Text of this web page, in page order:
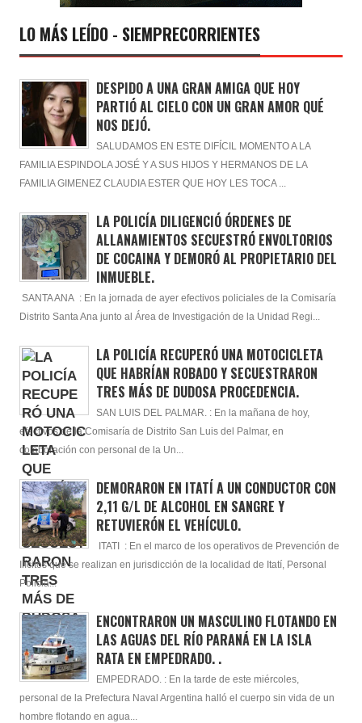
LO MÁS LEÍDO - SIEMPRECORRIENTES
DESPIDO A UNA GRAN AMIGA QUE HOY
PARTIÓ AL CIELO CON UN GRAN AMOR QUÉ
NOS DEJÓ.
SALUDAMOS EN ESTE DIFÍCIL MOMENTO A LA
FAMILIA ESPINDOLA JOSÉ Y A SUS HIJOS Y HERMANOS DE LA
FAMILIA GIMENEZ CLAUDIA ESTER QUE HOY LES TOCA ...
LA POLICÍA DILIGENCIÓ ÓRDENES DE
ALLANAMIENTOS SECUESTRÓ ENVOLTORIOS
DE COCAINA Y DEMORÓ AL PROPIETARIO DEL
INMUEBLE.
SANTA ANA : En la jornada de ayer efectivos policiales de la Comisaría
Distrito Santa Ana junto al Área de Investigación de la Unidad Regi...
LA POLICÍA RECUPERÓ UNA MOTOCICLETA
QUE HABRÍAN ROBADO Y SECUESTRARON
TRES MÁS DE DUDOSA PROCEDENCIA.
SAN LUIS DEL PALMAR. : En la mañana de hoy,
efectivos de la Comisaría de Distrito San Luis del Palmar, en
colaboración con personal de la Un...
DEMORARON EN ITATÍ A UN CONDUCTOR CON
2,11 G/L DE ALCOHOL EN SANGRE Y
RETUVIERÓN EL VEHÍCULO.
ITATI : En el marco de los operativos de Prevención de
Ilícitos que se realizan en jurisdicción de la localidad de Itatí, Personal
Policia...
ENCONTRARON UN MASCULINO FLOTANDO EN
LAS AGUAS DEL RÍO PARANÁ EN LA ISLA
RATA EN EMPEDRADO. .
EMPEDRADO. : En la tarde de este miércoles,
personal de la Prefectura Naval Argentina halló el cuerpo sin vida de un
hombre flotando en agua...